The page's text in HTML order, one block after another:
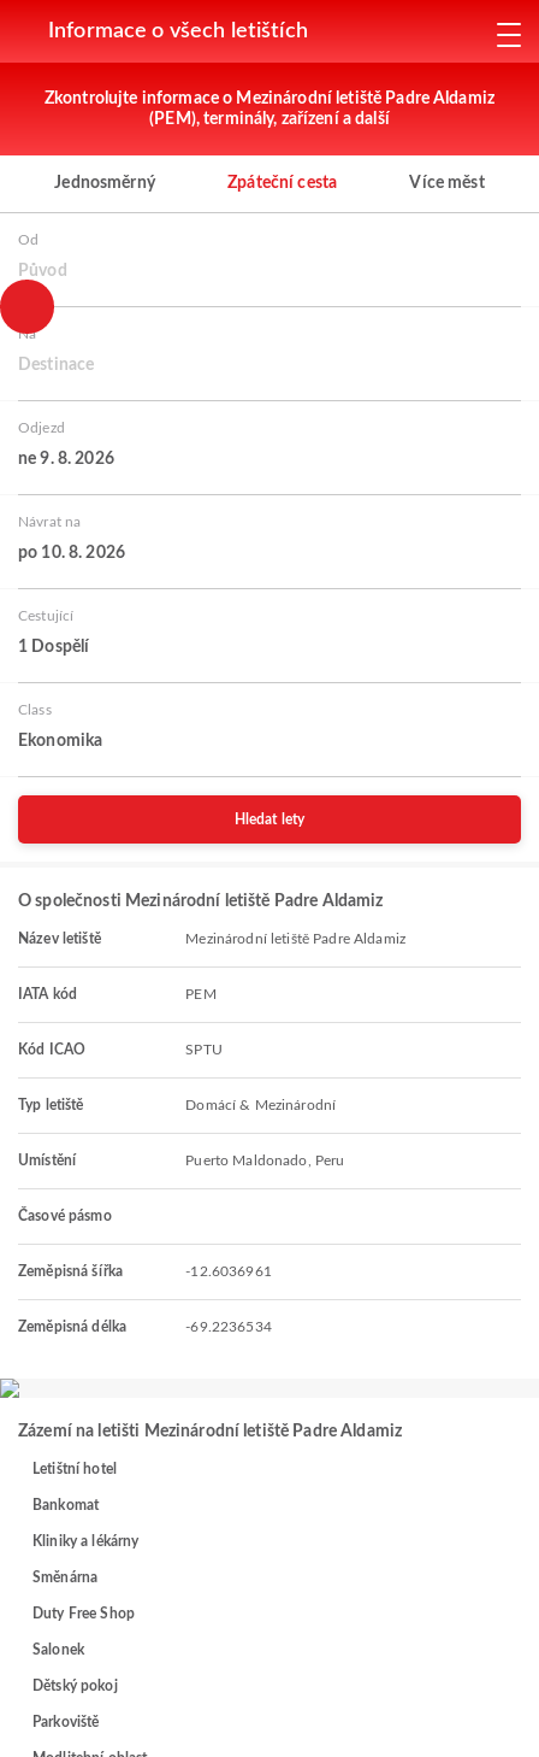
Informace o všech letištích
Zkontrolujte informace o Mezinárodní letiště Padre Aldamiz
(PEM), terminály, zařízení a další
Jednosměrný Zpáteční cesta Více měst
Od
Původ
Na
Destinace
Odjezd
ne 9. 8. 2026
Návrat na
po 10. 8. 2026
Cestující
1 Dospělí
Class
Ekonomika
Hledat lety
O společnosti Mezinárodní letiště Padre Aldamiz
Název letiště Mezinárodní letiště Padre Aldamiz
IATA kód PEM
Kód ICAO SPTU
Typ letiště Domácí & Mezinárodní
Umístění Puerto Maldonado, Peru
Časové pásmo
Zeměpisná šířka -12.6036961
Zeměpisná délka -69.2236534
Zázemí na letišti Mezinárodní letiště Padre Aldamiz
Letištní hotel
Bankomat
Kliniky a lékárny
Směnárna
Duty Free Shop
Salonek
Dětský pokoj
Parkoviště